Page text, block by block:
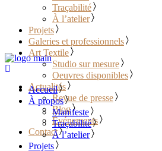
Traçabilité
À l’atelier
Projets
Galeries et professionnels
Art Textile
Studio sur mesure
Oeuvres disponibles
Actualités
Revue de presse
Blog
Événements
Contact
Accueil
À propos
Manifeste
Traçabilité
À l’atelier
Projets